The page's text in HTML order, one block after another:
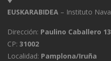
EUSKARABIDEA – Instituto
Dirección: Paulino Caballero 13
CP: 31002
Localidad: Pamplona/Iruña